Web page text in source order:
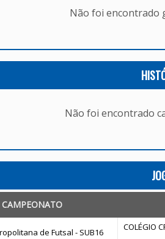
Não foi encontrado
Não foi encontrado
CAMPEONATO
de Futsal - SUB16 COLÉGIO